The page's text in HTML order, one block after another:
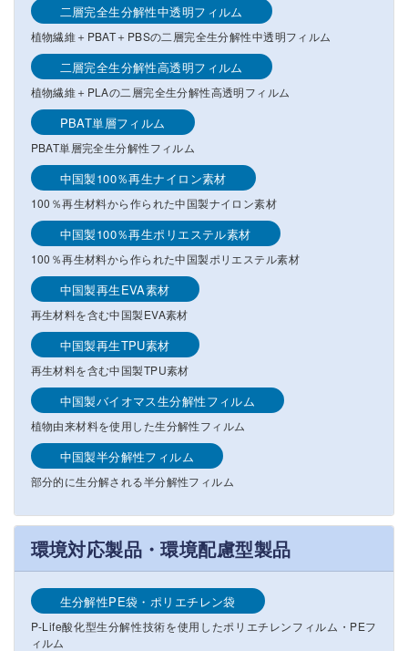
二層完全生分解性中透明フィルム
植物繊維＋PBAT＋PBSの二層完全生分解性中透明フィルム
二層完全生分解性高透明フィルム
植物繊維＋PLAの二層完全生分解性高透明フィルム
PBAT単層フィルム
PBAT単層完全生分解性フィルム
中国製100％再生ナイロン素材
100％再生材料から作られた中国製ナイロン素材
中国製100％再生ポリエステル素材
100％再生材料から作られた中国製ポリエステル素材
中国製再生EVA素材
再生材料を含む中国製EVA素材
中国製再生TPU素材
再生材料を含む中国製TPU素材
中国製バイオマス生分解性フィルム
植物由来材料を使用した生分解性フィルム
中国製半分解性フィルム
部分的に生分解される半分解性フィルム
環境対応製品・環境配慮型製品
生分解性PE袋・ポリエチレン袋
P-Life酸化型生分解性技術を使用したポリエチレンフィルム・PEフ
ィルム